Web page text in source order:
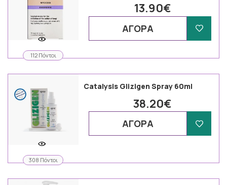
112 Πόντοι
13.90€
ΑΓΟΡΑ
308 Πόντοι
Catalysis Glizigen Spray 60ml
38.20€
ΑΓΟΡΑ